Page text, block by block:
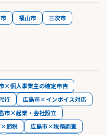
福山市
三次市
×個人事業主の確定申告
行
広島市×インボイス対応
市×起業・会社設立
×節税
広島市×税務調査